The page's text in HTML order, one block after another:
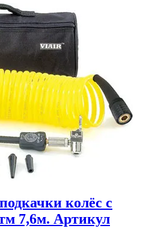
колёс с
7,6м. Артикул